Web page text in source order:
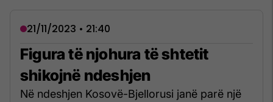
21/11/2023 • 21:40
Figura të njohura të shtetit
shikojnë ndeshjen
Në ndeshjen Kosovë-Bjellorusi janë parë një